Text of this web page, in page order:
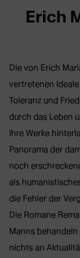
Erich
Die von Erich
vertretenen
Toleranz und
durch das Leben
Ihre Werke
Panorama der
noch
als
die Fehler der
Die Romane
Manns
nichts an